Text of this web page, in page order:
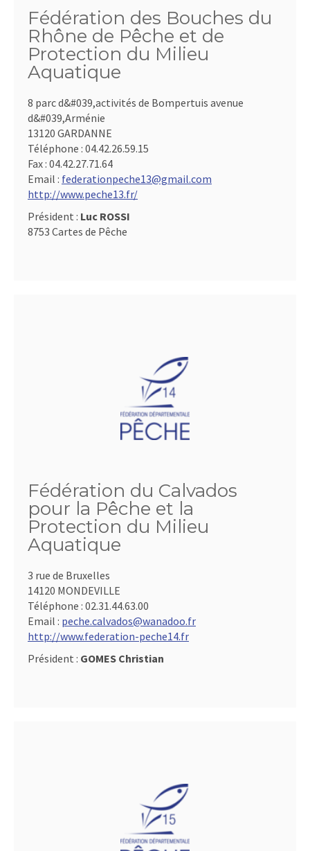
Fédération des Bouches du
Rhône de Pêche et de
Protection du Milieu
Aquatique
8 parc d&#039,activités de Bompertuis avenue
d&#039,Arménie
13120 GARDANNE
Téléphone : 04.42.26.59.15
Fax : 04.42.27.71.64
Email : federationpeche13@gmail.com
http://www.peche13.fr/
Président : Luc ROSSI
8753 Cartes de Pêche
Fédération du Calvados
pour la Pêche et la
Protection du Milieu
Aquatique
3 rue de Bruxelles
14120 MONDEVILLE
Téléphone : 02.31.44.63.00
Email : peche.calvados@wanadoo.fr
http://www.federation-peche14.fr
Président : GOMES Christian